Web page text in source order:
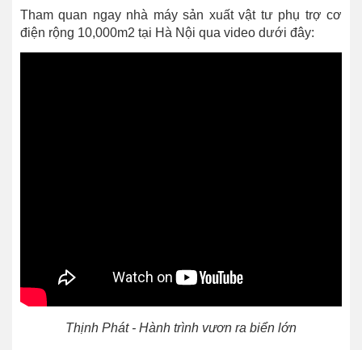
Tham quan ngay nhà máy sản xuất vật tư phụ trợ cơ
điện rộng 10,000m2 tại Hà Nội qua video dưới đây:
Thịnh Phát - Hành trình vươn ra biển lớn